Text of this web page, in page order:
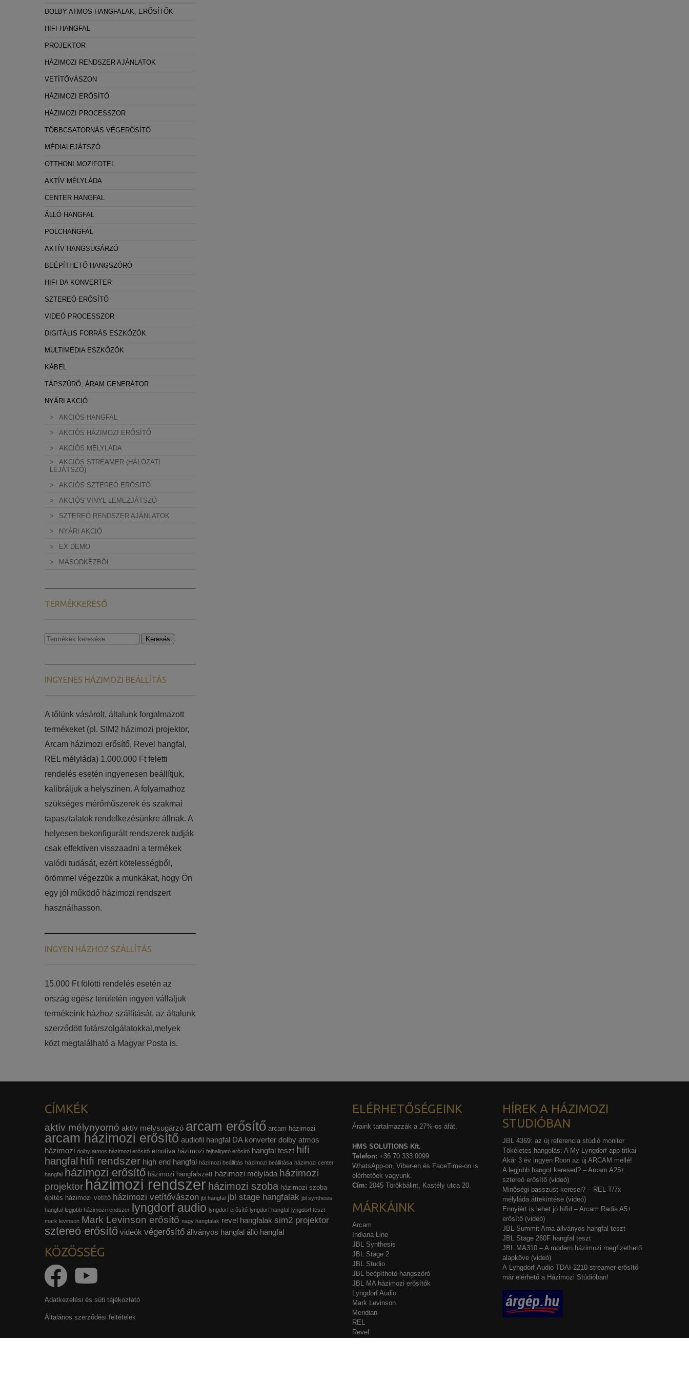
DOLBY ATMOS HANGFALAK, ERŐSÍTŐK
HIFI HANGFAL
PROJEKTOR
HÁZIMOZI RENDSZER AJÁNLATOK
VETÍTŐVÁSZON
HÁZIMOZI ERŐSÍTŐ
HÁZIMOZI PROCESSZOR
TÖBBCSATORNÁS VÉGERŐSÍTŐ
MÉDIALEJÁTSZÓ
OTTHONI MOZIFOTEL
AKTÍV MÉLYLÁDA
CENTER HANGFAL
ÁLLÓ HANGFAL
POLCHANGFAL
AKTÍV HANGSUGÁRZÓ
BEÉPÍTHETŐ HANGSZÓRÓ
HIFI DA KONVERTER
SZTEREÓ ERŐSÍTŐ
VIDEÓ PROCESSZOR
DIGITÁLIS FORRÁS ESZKÖZÖK
MULTIMÉDIA ESZKÖZÖK
KÁBEL
TÁPSZŰRŐ, ÁRAM GENERÁTOR
NYÁRI AKCIÓ
AKCIÓS HANGFAL
AKCIÓS HÁZIMOZI ERŐSÍTŐ
AKCIÓS MÉLYLÁDA
AKCIÓS STREAMER (HÁLÓZATI
LEJÁTSZÓ)
AKCIÓS SZTEREÓ ERŐSÍTŐ
AKCIÓS VINYL LEMEZJÁTSZÓ
SZTEREÓ RENDSZER AJÁNLATOK
NYÁRI AKCIÓ
EX DEMO
MÁSODKÉZBŐL
TERMÉKKERESŐ
Keresés
Keresés
INGYENES HÁZIMOZI BEÁLLÍTÁS
​​A tőlünk vásárolt, általunk forgalmazott
termékeket (pl. SIM2 házimozi projektor,
Arcam házimozi erősítő, Revel hangfal,
REL mélyláda) 1.000.000 Ft feletti
rendelés esetén ingyenesen beállítjuk,
kalibráljuk a helyszínen. A folyamathoz
szükséges mérőműszerek és szakmai
tapasztalatok rendelkezésünkre állnak. A
helyesen bekonfigurált rendszerek tudják
csak effektíven visszaadni a termékek
valódi tudását, ezért kötelességből,
örömmel végezzük a munkákat, hogy Ön
egy jól működő házimozi rendszert
használhasson.
INGYEN HÁZHOZ SZÁLLÍTÁS
15.000 Ft fölötti rendelés esetén az
ország egész területén ingyen vállaljuk
termékeink házhoz szállítását, az általunk
szerződött futárszolgálatokkal,melyek
közt megtalálható a Magyar Posta is.
CÍMKÉK
aktív mélynyomó aktív mélysugárzó arcam erősítő arcam házimozi
arcam házimozi erősítő audiofil hangfal DA konverter dolby atmos
házimozi dolby atmos házimozi erősítő emotiva házimozi fejhallgató erősítő hangfal teszt hifi
hangfal hifi rendszer high end hangfal házimozi beállítás házimozi beállítása házimozi center
hangfal házimozi erősítő házimozi hangfalszett házimozi mélyláda házimozi
projektor házimozi rendszer házimozi szoba házimozi szoba
építés házimozi vetítő házimozi vetítővászon jbl hangfal jbl stage hangfalak jbl synthesis
hangfal legjobb házimozi rendszer lyngdorf audio lyngdorf erősítő lyngdorf hangfal lyngdorf teszt
mark levinson Mark Levinson erősítő nagy hangfalak revel hangfalak sim2 projektor
sztereó erősítő videók végerősítő állványos hangfal álló hangfal
KÖZÖSSÉG
Adatkezelési és süti tájékoztató
Általános szerződési feltételek
ELÉRHETŐSÉGEINK
Áraink tartalmazzák a 27%-os áfát.
HMS SOLUTIONS Kft.
Telefon: +36 70 333 0099
WhatsApp-on, Viber-en és FaceTime-on is
elérhetőek vagyunk.
Cím: 2045 Törökbálint, Kastély utca 20.
MÁRKÁINK
Arcam
Indiana Line
JBL Synthesis
JBL Stage 2
JBL Studio
JBL beépíthető hangszóró
JBL MA házimozi erősítők
Lyngdorf Audio
Mark Levinson
Meridian
REL
Revel
HÍREK A HÁZIMOZI
STUDIÓBAN
JBL 4369: az új referencia stúdió monitor
Tökéletes hangolás: A My Lyngdorf app titkai
Akár 3 év ingyen Roon az új ARCAM mellé!
A legjobb hangot keresed? – Arcam A25+
sztereó erősítő (videó)
Minőségi basszust keresel? – REL T/7x
mélyláda áttekintése (videó)
Ennyiért is lehet jó hifid – Arcam Radia A5+
erősítő (videó)
JBL Summit Ama állványos hangfal teszt
JBL Stage 260F hangfal teszt
JBL MA310 – A modern házimozi megfizethető
alapköve (videó)
A Lyngdorf Audio TDAI-2210 streamer-erősítő
már elérhető a Házimozi Stúdióban!
Statisztikai:
A weboldal statisztikáinak elemzésével tudjuk weboldalunkat hatékonyabbá tenni, hogy a lehető legmagasabb felhasználói élményt nyújtsuk kedves
látogatóinknak. Ezért gyűjtünk statisztikai adatokat a Google Analytics segítségével, amely kizárólag az IP címeket tárolja a személyes adatok közül.
Reklámcélú:
Azért települnek ezek a sütik, hogy a felhasználót számára egyedi, releváns, érdeklődési körébe tartozó reklámajánlatokkal tudjuk megcélozni.